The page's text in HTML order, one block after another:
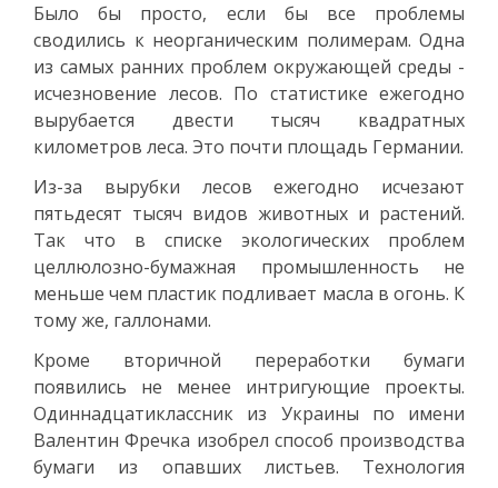
Было бы просто, если бы все проблемы
сводились к неорганическим полимерам. Одна
из самых ранних проблем окружающей среды -
исчезновение лесов. По статистике ежегодно
вырубается двести тысяч квадратных
километров леса. Это почти площадь Германии.
Из-за вырубки лесов ежегодно исчезают
пятьдесят тысяч видов животных и растений.
Так что в списке экологических проблем
целлюлозно-бумажная промышленность не
меньше чем пластик подливает масла в огонь. К
тому же, галлонами.
Кроме вторичной переработки бумаги
появились не менее интригующие проекты.
Одиннадцатиклассник из Украины по имени
Валентин Фречка изобрел способ производства
бумаги из опавших листьев. Технология